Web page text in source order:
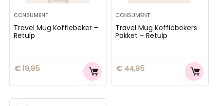
CONSUMENT
Travel Mug Koffiebeker –
Retulp
€19,95
CONSUMENT
Travel Mug Koffiebekers
Pakket – Retulp
€44,95